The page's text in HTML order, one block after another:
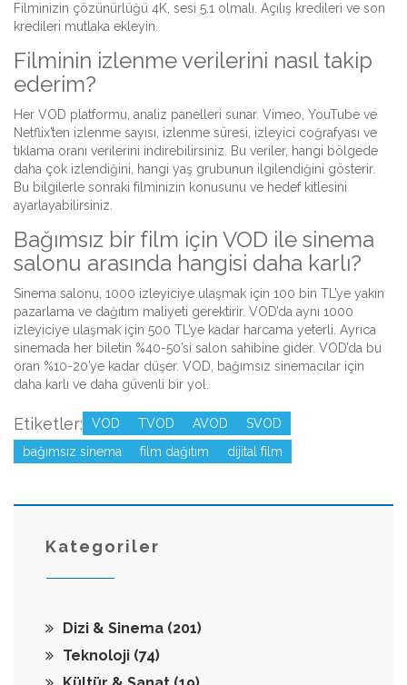
Filminizin çözünürlüğü 4K, sesi 5.1 olmalı. Açılış kredileri ve son
kredileri mutlaka ekleyin.
Filminin izlenme verilerini nasıl takip
ederim?
Her VOD platformu, analiz panelleri sunar. Vimeo, YouTube ve
Netflix’ten izlenme sayısı, izlenme süresi, izleyici coğrafyası ve
tıklama oranı verilerini indirebilirsiniz. Bu veriler, hangi bölgede
daha çok izlendiğini, hangi yaş grubunun ilgilendiğini gösterir.
Bu bilgilerle sonraki filminizin konusunu ve hedef kitlesini
ayarlayabilirsiniz.
Bağımsız bir film için VOD ile sinema
salonu arasında hangisi daha karlı?
Sinema salonu, 1000 izleyiciye ulaşmak için 100 bin TL’ye yakın
pazarlama ve dağıtım maliyeti gerektirir. VOD’da aynı 1000
izleyiciye ulaşmak için 500 TL’ye kadar harcama yeterli. Ayrıca
sinemada her biletin %40-50’si salon sahibine gider. VOD’da bu
oran %10-20’ye kadar düşer. VOD, bağımsız sinemacılar için
daha karlı ve daha güvenli bir yol.
Etiketler: VOD TVOD AVOD
SVOD
bağımsız sinema
film dağıtım dijital film
Kategoriler
Dizi & Sinema (201)
Teknoloji (74)